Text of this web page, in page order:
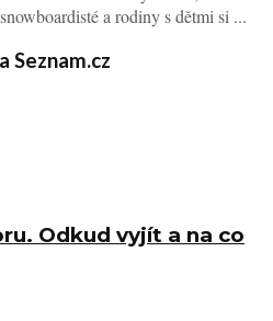
a rodiny s dětmi si ...
Seznam.cz
Odkud vyjít a na co